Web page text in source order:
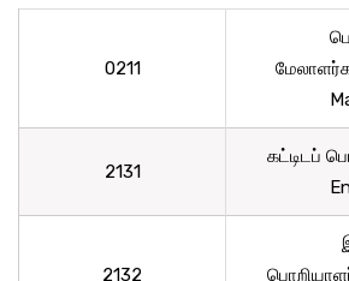
0211
2131
கட்டிடப்
2132